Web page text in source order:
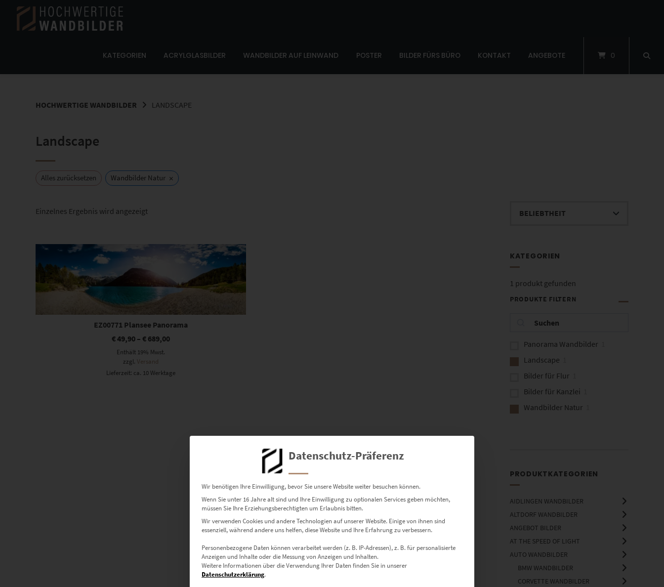
Springe
Inhalt
KATEGORIEN ACRYLGLASBILDER WANDBILDER AUF LEINWAND POSTER BILDER FÜRS BÜRO KONTAKT ANGEBOTE 0
HOCHWERTIGE WANDBILDER LANDSCAPE
Landscape
Alles zurücksetzen Wandbilder Natur ×
Einzelnes Ergebnis wird angezeigt
Dieses Produkt weist mehrere Varianten auf. Die Optionen können auf der Produktseite gewählt werden
EZ00771 Plansee Panorama
€49,90 –€ 689,00
Enthält 19% Mwst.
zzgl.Versand
Lieferzeit: ca. 10 Werktage
KATEGORIEN
1 produkt gefunden
PRODUKTE FILTERN
Panorama Wandbilder
Landscape
Bilder für Flur
Bilder für Kanzlei
Wandbilder Natur
PRODUKTKATEGORIEN
AIDLINGEN WANDBILDER
ALTDORF WANDBILDER
ANGEBOT BILDER
AT THE SPEED OF LIGHT
AUTO WANDBILDER
BMW WANDBILDER
CORVETTE WANDBILDER
Datenschutz-Präferenz
Wir benötigen Ihre Einwilligung, bevor Sie unsere Website weiter besuchen können.
Wenn Sie unter 16 Jahre alt sind und Ihre Einwilligung zu optionalen Services geben möchten,
müssen Sie Ihre Erziehungsberechtigten um Erlaubnis bitten.
Wir verwenden Cookies und andere Technologien auf unserer Website. Einige von ihnen sind
essenziell, während andere uns helfen, diese Website und Ihre Erfahrung zu verbessern.
Personenbezogene Daten können verarbeitet werden (z. B. IP-Adressen), z. B. für personalisierte
Anzeigen und Inhalte oder die Messung von Anzeigen und Inhalten.
Weitere Informationen über die Verwendung Ihrer Daten finden Sie in unserer
Datenschutzerklärung.